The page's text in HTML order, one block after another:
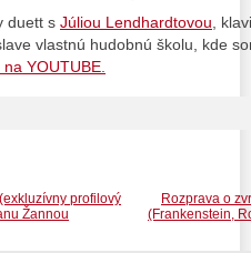
duett s Júliou Lendhardtovou ,
vlastnú hudobnú školu, kde
YOUTUBE.
Rozprava o
(Frankenstein,
profilový
Žannou